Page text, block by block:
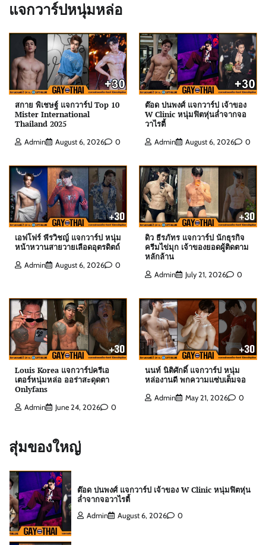
แจกวาร์ปหนุ่มหล่อ
สกาย พิเชษฐ์ แจกวาร์ป Top 10
Mister International
Thailand 2025
Admin August 6, 2026 0
ต๊อด ปนพงศ์ แจกวาร์ป เจ้าของ
W Clinic หนุ่มฟิตหุ่นล่ำจากจอ
วาไรตี้
Admin August 6, 2026 0
เอฟโฟร์ พีรวิชญ์ แจกวาร์ป หนุ่ม
หน้าหวานสายวายเลือดอุตรดิตถ์
Admin August 6, 2026 0
ดิว ธีรภัทร แจกวาร์ป นักธุรกิจ
ครีมไข่มุก เจ้าของยอดผู้ติดตาม
หลักล้าน
Admin July 21, 2026 0
Louis Korea แจกวาร์ปครีเอ
เตอร์หนุ่มหล่อ ออร่าสะดุดตา
Onlyfans
Admin June 24, 2026 0
นนท์ นิติศักดิ์ แจกวาร์ป หนุ่ม
หล่องานดี พกความแซ่บเต็มจอ
Admin May 21, 2026 0
สุ่มของใหญ่
ต๊อด ปนพงศ์ แจกวาร์ป เจ้าของ W Clinic หนุ่มฟิตหุ่น
ล่ำจากจอวาไรตี้
เอฟโฟร์ พีรวิชญ์ แจกวาร์ป หนุ่มหน้าหวานสายวาย
เลือดอุตรดิตถ์
Admin August 6, 2026
ดิว ธีรภัทร แจกวาร์ป นักธุรกิจครีมไข่มุก เจ้าของ
Admin July 21, 2026 0
สกาย พิเชษฐ์ แจกวาร์ป Top 10 Mister
International Thailand 2025
Admin August 6, 2026 0
เอฟโฟร์ พีรวิชญ์ แจกวาร์ป หนุ่มหน้าหวานสายวาย
เลือดอุตรดิตถ์
Admin August 6, 2026 0